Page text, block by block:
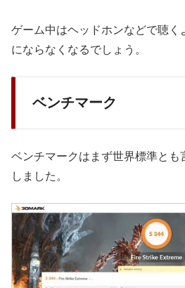
ゲーム中はヘッドホンなどで聴く
にならなくなるでしょう。
ベンチマーク
ベンチマークはまず世界標準とも
しました。